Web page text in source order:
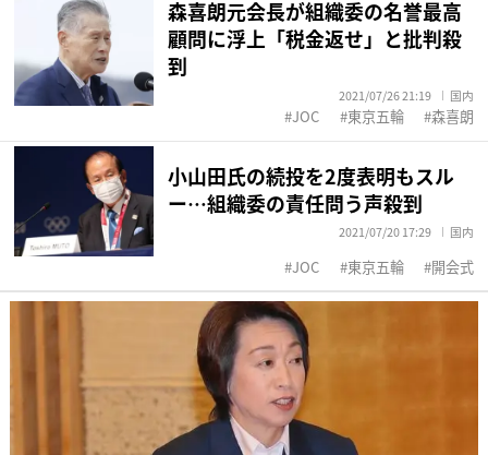
森喜朗元会長が組織委の名誉最高
顧問に浮上「税金返せ」と批判殺
到
2021/07/26 21:19 国内
JOC 東京五輪 森喜朗
小山田氏の続投を2度表明もスル
ー…組織委の責任問う声殺到
2021/07/20 17:29 国内
JOC 東京五輪 開会式